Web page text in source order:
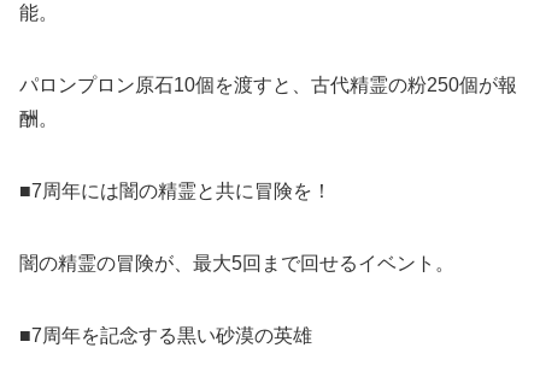
能。
パロンプロン原石10個を渡すと、古代精霊の粉250個が報
酬。
■7周年には闇の精霊と共に冒険を！
闇の精霊の冒険が、最大5回まで回せるイベント。
■7周年を記念する黒い砂漠の英雄